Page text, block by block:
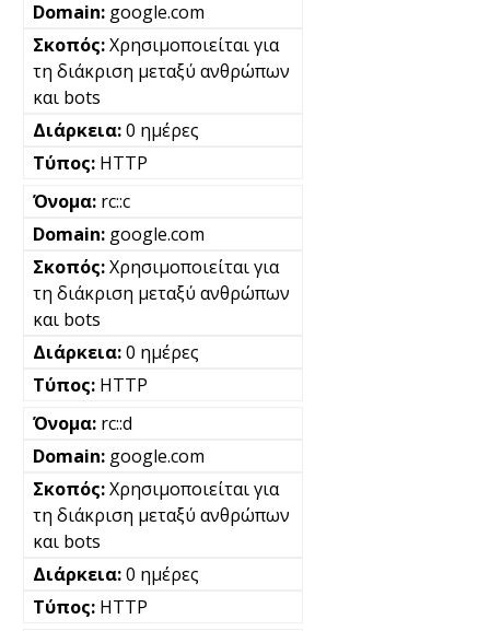
google.com
Χρησιμοποιείται για
τη διάκριση μεταξύ ανθρώπων
και bots
0 ημέρες
HTTP
rc::c
google.com
Χρησιμοποιείται για
τη διάκριση μεταξύ ανθρώπων
και bots
0 ημέρες
HTTP
rc::d
google.com
Χρησιμοποιείται για
τη διάκριση μεταξύ ανθρώπων
και bots
0 ημέρες
HTTP